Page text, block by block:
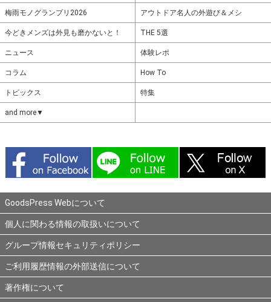
梅雨モノグランプリ2026 アウトドア名人の外遊び＆メシ
今どきメンズは外見も磨かないと！ THE 5選
ニュース 体験レポ
コラム How To
トピックス 特集
and more▼
GoodsPress Webについて
個人に関わる情報の取扱いについて
グループ情報セキュリティポリシー
ご利用履歴情報の外部送信について
著作権について